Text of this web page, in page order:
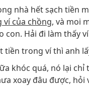
nhà hết sạch tiền
ví của chồng, và moi
con. Hải đi làm thấy
tiền trong ví thì anh
khóc quá, nó lại
xoay đâu được,